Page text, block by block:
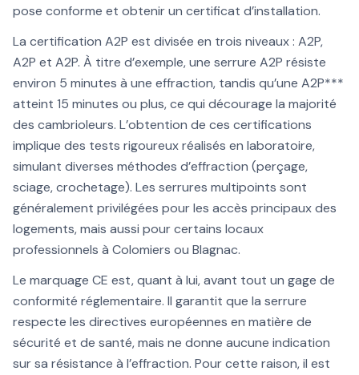
pose conforme et obtenir un certificat d’installation.
La certification A2P est divisée en trois niveaux : A2P,
A2P et A2P. À titre d’exemple, une serrure A2P résiste
environ 5 minutes à une effraction, tandis qu’une A2P***
atteint 15 minutes ou plus, ce qui décourage la majorité
des cambrioleurs. L’obtention de ces certifications
implique des tests rigoureux réalisés en laboratoire,
simulant diverses méthodes d’effraction (perçage,
sciage, crochetage). Les serrures multipoints sont
généralement privilégées pour les accès principaux des
logements, mais aussi pour certains locaux
professionnels à Colomiers ou Blagnac.
Le marquage CE est, quant à lui, avant tout un gage de
conformité réglementaire. Il garantit que la serrure
respecte les directives européennes en matière de
sécurité et de santé, mais ne donne aucune indication
sur sa résistance à l’effraction. Pour cette raison, il est